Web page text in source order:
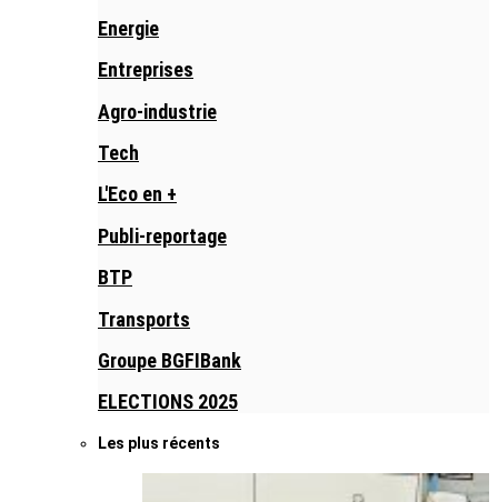
Energie
Entreprises
Agro-industrie
Tech
L'Eco en +
Publi-reportage
BTP
Transports
Groupe BGFIBank
ELECTIONS 2025
Les plus récents